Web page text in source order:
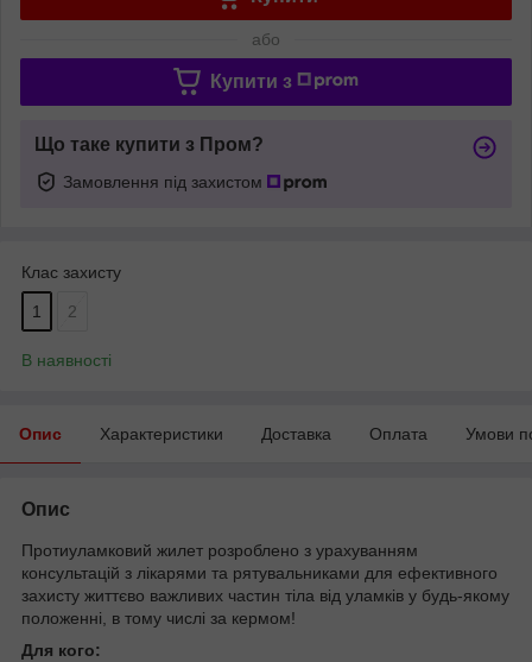
або
Купити з
Що таке купити з Пром?
Замовлення під захистом
Клас захисту
1 2
В наявності
Опис Характеристики Доставка Оплата Умови
Опис
Протиуламковий жилет розроблено з урахуванням
консультацій з лікарями та рятувальниками для ефективного
захисту життєво важливих частин тіла від уламків у будь-якому
положенні, в тому числі за кермом!
Для кого: